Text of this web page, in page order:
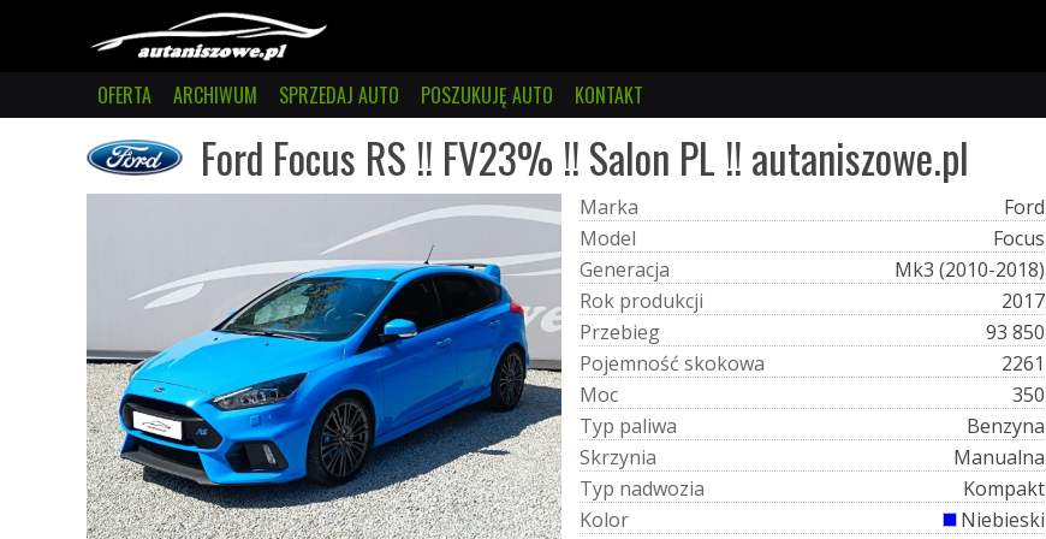
OFERTA ARCHIWUM SPRZEDAJ AUTO POSZUKUJĘ AUTO KONTAKT
Ford Focus RS !! FV23% !! Salon PL !! autaniszowe.pl
Marka
Ford
Model
Focus
Generacja
Mk3 (2010-2018)
Rok produkcji
2017
Przebieg
93 850
Pojemność skokowa
2261
Moc
350
Typ paliwa
Benzyna
Skrzynia
Manualna
Typ nadwozia
Kompakt
Kolor Niebieski